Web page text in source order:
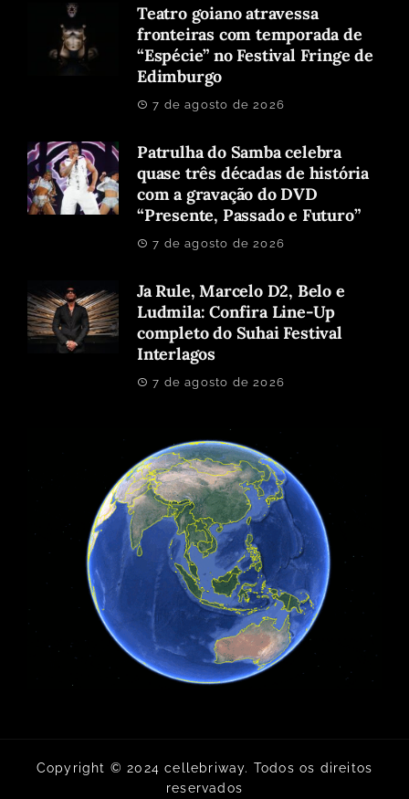
Teatro goiano atravessa
fronteiras com temporada de
“Espécie” no Festival Fringe de
Edimburgo
7 de agosto de 2026
Patrulha do Samba celebra
quase três décadas de história
com a gravação do DVD
“Presente, Passado e Futuro”
7 de agosto de 2026
Ja Rule, Marcelo D2, Belo e
Ludmila: Confira Line-Up
completo do Suhai Festival
Interlagos
7 de agosto de 2026
Copyright © 2024 cellebriway. Todos os direitos
reservados